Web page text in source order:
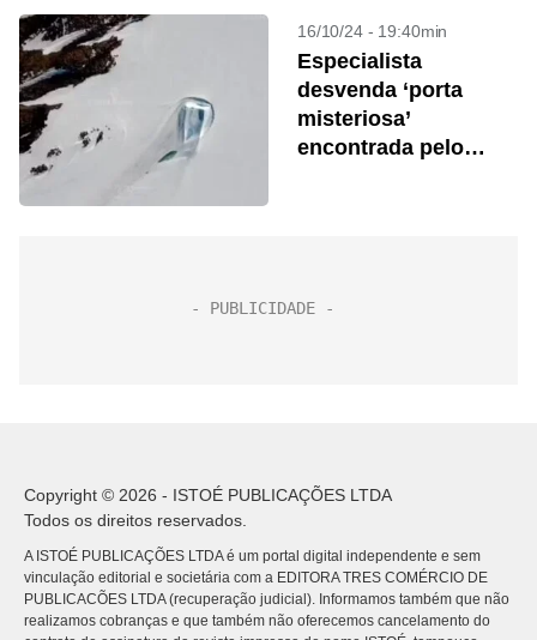
16/10/24 - 19:40min
Especialista
desvenda ‘porta
misteriosa’
encontrada pelo
Copyright © 2026 - ISTOÉ PUBLICAÇÕES LTDA
Todos os direitos reservados.
A ISTOÉ PUBLICAÇÕES LTDA é um portal digital independente e sem
vinculação editorial e societária com a EDITORA TRES COMÉRCIO DE
PUBLICACÕES LTDA (recuperação judicial). Informamos também que não
realizamos cobranças e que também não oferecemos cancelamento do